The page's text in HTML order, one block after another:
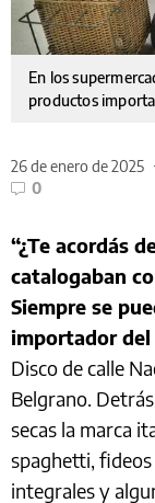
En los
productos
26 de enero de 2025
0
“¿Te acordás
catalogaban
Siempre se
importador del
Disco de calle
Belgrano.
secas la marca
spaghetti,
integrales y